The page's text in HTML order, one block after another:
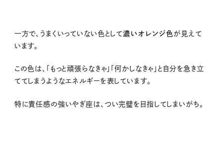
一方で、うまくいっていない色として濃いオレンジ色が見えて
います。
この色は、「もっと頑張らなきゃ」「何かしなきゃ」と自分を急き立
ててしまうようなエネルギーを表しています。
特に責任感の強いやぎ座は、つい完璧を目指してしまいがち。